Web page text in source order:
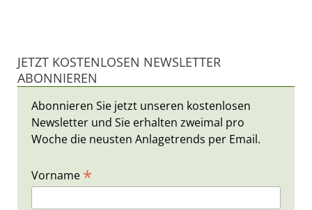
JETZT KOSTENLOSEN NEWSLETTER
ABONNIEREN
Abonnieren Sie jetzt unseren kostenlosen
Newsletter und Sie erhalten zweimal pro
Woche die neusten Anlagetrends per Email.
Vorname *